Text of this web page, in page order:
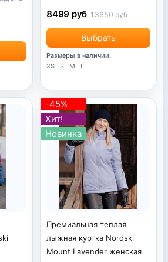
Выбрать
8499 руб 13650 руб
Размеры в наличии:
XS
S M L
-45%
Хит!
Новинка
Премиальная теплая
лыжная куртка Nordski
Mount Lavender женская